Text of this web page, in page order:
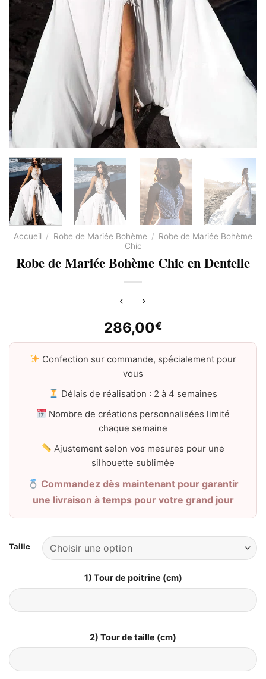
Accueil / Robe de Mariée Bohème / Robe de Mariée Bohème
Chic
Robe de Mariée Bohème Chic en Dentelle
286,00€
Confection sur commande, spécialement pour
vous
Délais de réalisation : 2 à 4 semaines
Nombre de créations personnalisées limité
chaque semaine
Ajustement selon vos mesures pour une
silhouette sublimée
Commandez dès maintenant pour garantir
une livraison à temps pour votre grand jour
Taille
1) Tour de poitrine (cm)
2) Tour de taille (cm)